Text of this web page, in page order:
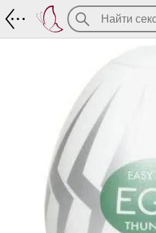
Мастурбатор